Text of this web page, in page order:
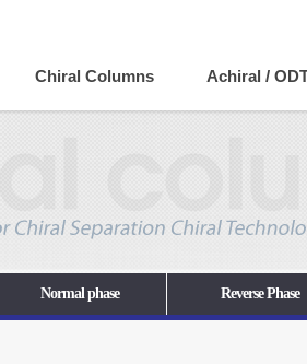
Chiral Columns Achiral /
Normal phase Reverse Phase